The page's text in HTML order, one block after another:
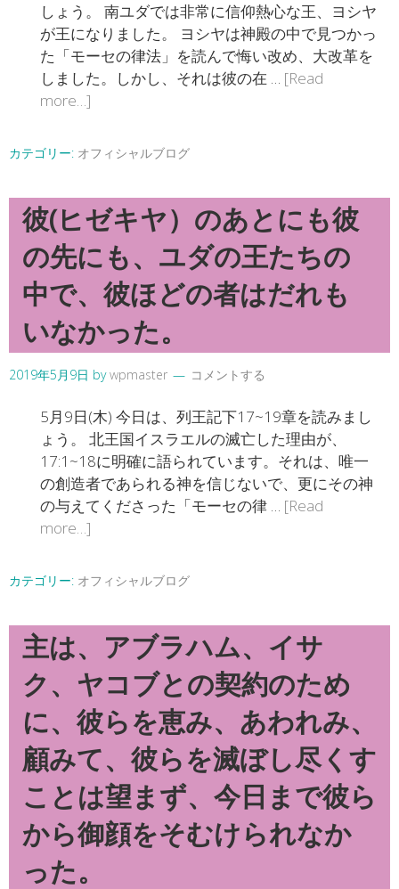
しょう。 南ユダでは非常に信仰熱心な王、ヨシヤ
が王になりました。 ヨシヤは神殿の中で見つかっ
た「モーセの律法」を読んで悔い改め、大改革を
しました。しかし、それは彼の在 … [Read
more…]
カテゴリー: オフィシャルブログ
彼(ヒゼキヤ）のあとにも彼
の先にも、ユダの王たちの
中で、彼ほどの者はだれも
いなかった。
2019年5月9日 bywpmaster コメントする
5月9日(木) 今日は、列王記下17~19章を読みまし
ょう。 北王国イスラエルの滅亡した理由が、
17:1~18に明確に語られています。それは、唯一
の創造者であられる神を信じないで、更にその神
の与えてくださった「モーセの律 … [Read
more…]
カテゴリー: オフィシャルブログ
主は、アブラハム、イサ
ク、ヤコブとの契約のため
に、彼らを恵み、あわれみ、
顧みて、彼らを滅ぼし尽くす
ことは望まず、今日まで彼ら
から御顔をそむけられなか
った。